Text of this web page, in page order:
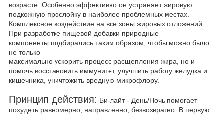
возрасте. Особенно эффективно он устраняет жировую
подкожную прослойку в наиболее проблемных местах.
Комплексное воздействие на все зоны жировых отложений.
При разработке пищевой добавки природные
компоненты подбирались таким образом, чтобы можно было
не только
максимально ускорить процесс расщепления жира, но и
помочь восстановить иммунитет, улучшить работу желудка и
кишечника, уничтожить вредную микрофлору.
Принцип действия: Би-лайт - День/Ночь помогает
похудеть равномерно, направленно, безвозвратно. В первую